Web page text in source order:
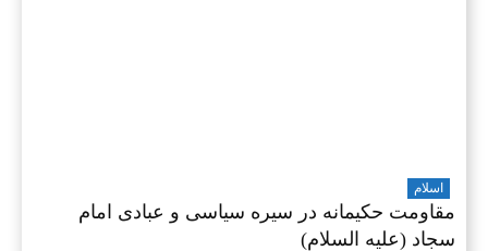
اسلام
مقاومت حکیمانه در سیره سیاسی و عبادی امام
سجاد (علیه السلام)